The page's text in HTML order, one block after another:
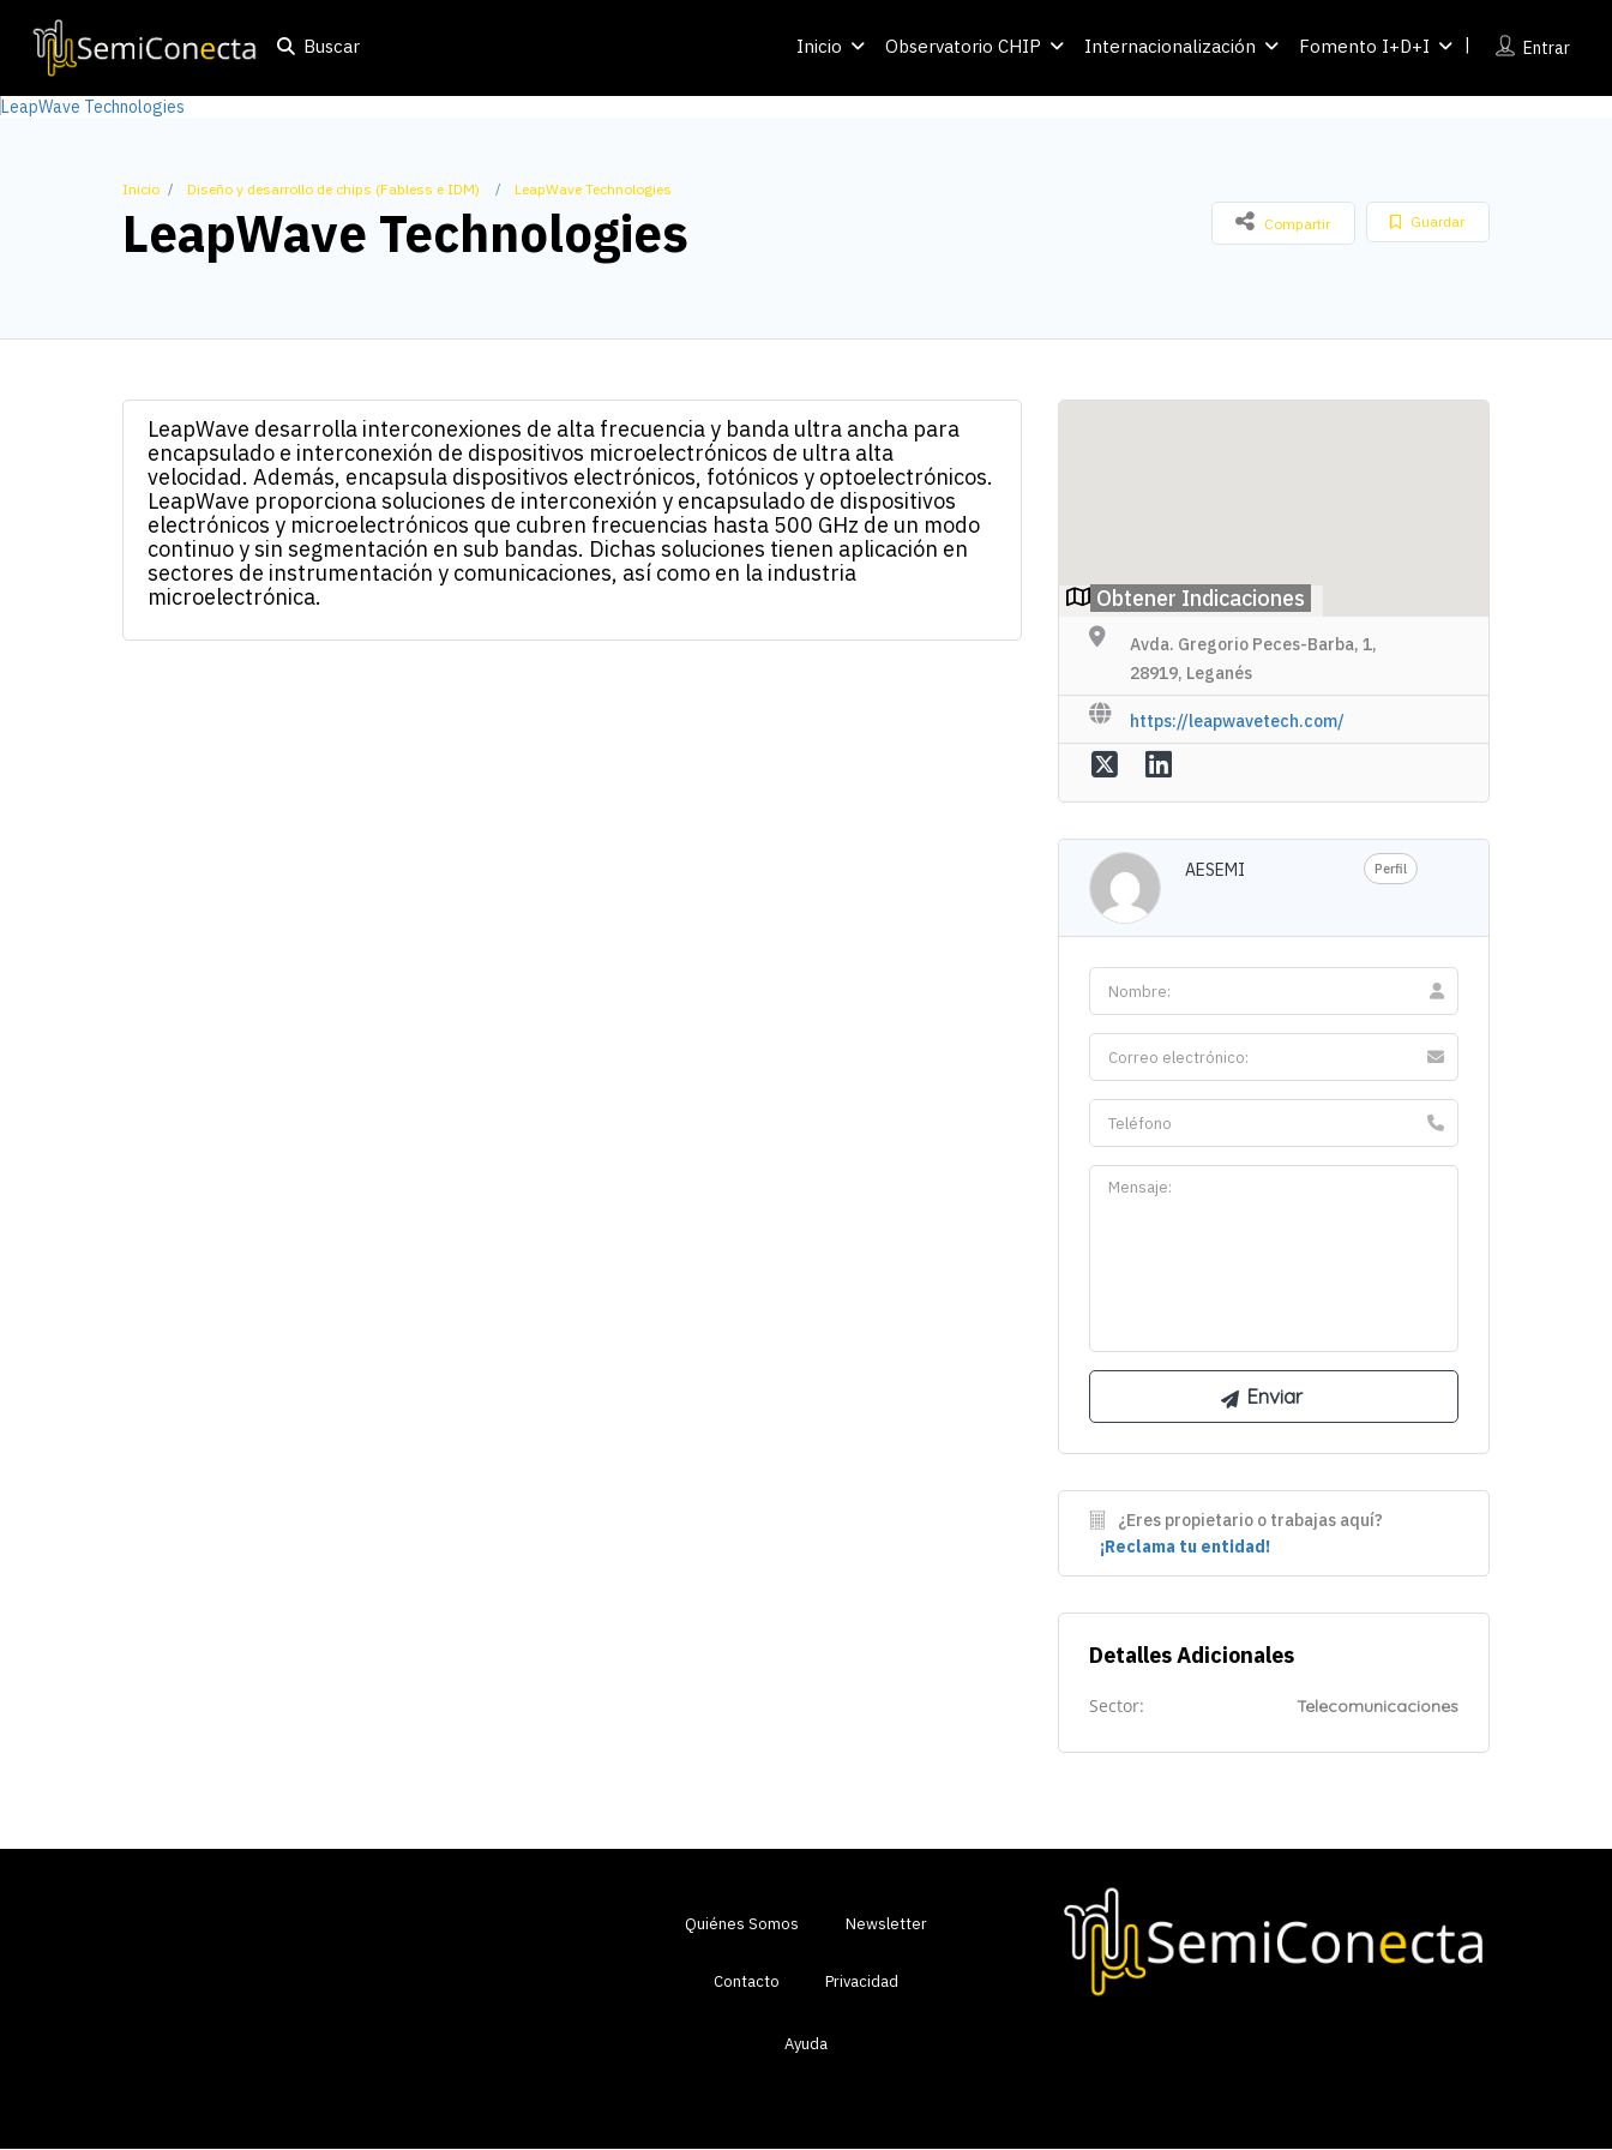
Buscar Entrar
Inicio Observatorio CHIP Internacionalización Fomento I+D+I
Inicio Diseño y desarrollo de chips (Fabless e IDM) LeapWave Technologies
LeapWave Technologies Guardar
Compartir
LeapWave desarrolla interconexiones de alta frecuencia y banda ultra ancha para
encapsulado e interconexión de dispositivos microelectrónicos de ultra alta
velocidad. Además, encapsula dispositivos electrónicos, fotónicos y optoelectrónicos.
LeapWave proporciona soluciones de interconexión y encapsulado de dispositivos
electrónicos y microelectrónicos que cubren frecuencias hasta 500 GHz de un modo
continuo y sin segmentación en sub bandas. Dichas soluciones tienen aplicación en
sectores de instrumentación y comunicaciones, así como en la industria
microelectrónica.
Obtener Indicaciones
Avda. Gregorio Peces-Barba, 1,
28919, Leganés
https://leapwavetech.com/
AESEMI Perfil
¿Eres propietario o trabajas aquí?
¡Reclama tu entidad!
Detalles Adicionales
Sector: Telecomunicaciones
Quiénes Somos Newsletter
Contacto Privacidad
Ayuda